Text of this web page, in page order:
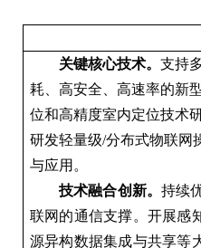
关键核心技术。 支持
耗、高安全、高速率的新
位和高精度室内定位技术
研发轻量级/分布式物联网
与应用。
技术融合创新。 持续
联网的通信支撑。开展感
源异构数据集成与共享等